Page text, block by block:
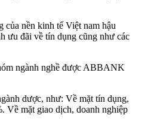
của nền kinh tế Việt nam hậu
ưu đãi về tín dụng cũng như các
ngành nghề được ABBANK
dược, như: Về mặt tín dụng,
Về mặt giao dịch, doanh nghiệp